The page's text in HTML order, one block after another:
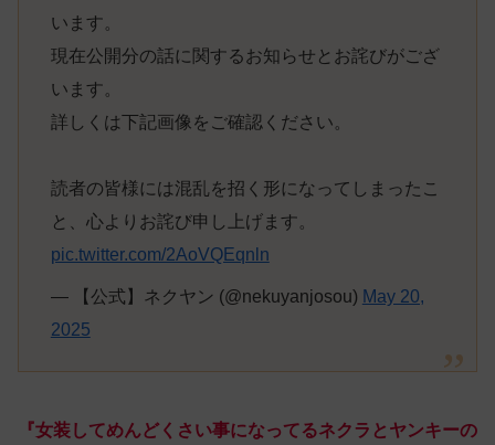
います。
現在公開分の話に関するお知らせとお詫びがござ
います。
詳しくは下記画像をご確認ください。
読者の皆様には混乱を招く形になってしまったこ
と、心よりお詫び申し上げます。
pic.twitter.com/2AoVQEqnln
— 【公式】ネクヤン (@nekuyanjosou) May 20,
2025
『女装してめんどくさい事になってるネクラとヤンキーの